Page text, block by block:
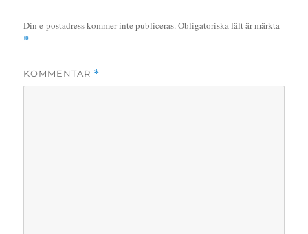
Din e-postadress kommer inte publiceras.Obligatoriska fält är märkta
*
KOMMENTAR *